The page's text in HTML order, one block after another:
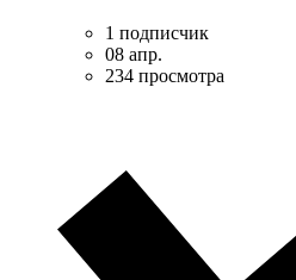
1 подписчик
08 апр.
234 просмотра